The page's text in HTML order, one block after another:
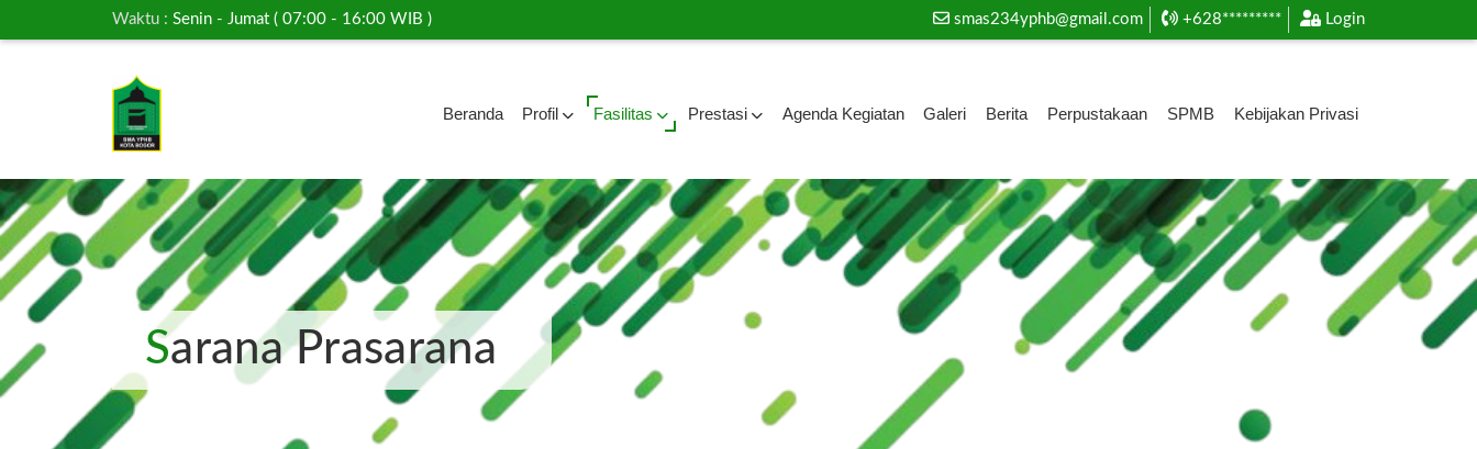
Waktu : Senin - Jumat ( 07:00 - 16:00 WIB ) smas234yphb@gmail.com +628********* Login
Beranda Profil Fasilitas Prestasi Agenda Kegiatan Galeri Berita Perpustakaan SPMB Kebijakan Privasi
Sarana Prasarana